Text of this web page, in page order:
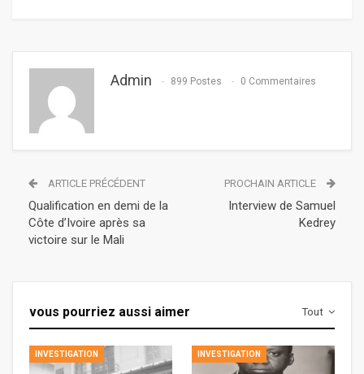
Admin 899 Postes 0 Commentaires
ARTICLE PRÉCÉDENT
Qualification en demi de la
Côte d’Ivoire après sa
victoire sur le Mali
PROCHAIN ARTICLE
Interview de Samuel
Kedrey
Tout
vous pourriez aussi aimer
INVESTIGATION INVESTIGATION